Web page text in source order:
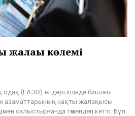
жалақы көлемі
(ЕАЭО) елдері ішінде биылғы
азаматтарының нақты жалақысы
салыстырғанда төмендеп кетті. Бұл